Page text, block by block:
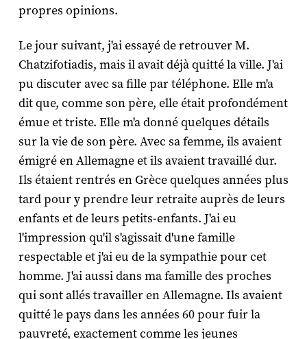
propres opinions.
Le jour suivant, j'ai essayé de retrouver M.
Chatzifotiadis, mais il avait déjà quitté la ville. J'ai
pu discuter avec sa fille par téléphone. Elle m'a
dit que, comme son père, elle était profondément
émue et triste. Elle m'a donné quelques détails
sur la vie de son père. Avec sa femme, ils avaient
émigré en Allemagne et ils avaient travaillé dur.
Ils étaient rentrés en Grèce quelques années plus
tard pour y prendre leur retraite auprès de leurs
enfants et de leurs petits-enfants. J'ai eu
l'impression qu'il s'agissait d'une famille
respectable et j'ai eu de la sympathie pour cet
homme. J'ai aussi dans ma famille des proches
qui sont allés travailler en Allemagne. Ils avaient
quitté le pays dans les années 60 pour fuir la
pauvreté, exactement comme les jeunes